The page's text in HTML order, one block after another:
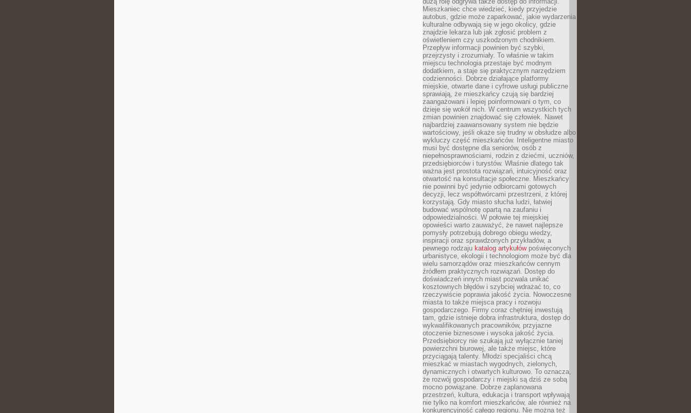
Mieszkaniec chce wiedzieć, kiedy przyjedzie
autobus, gdzie może zaparkować, jakie wydarzenia
kulturalne odbywają się w jego okolicy, gdzie
znajdzie lekarza lub jak zgłosić problem z
oświetleniem czy uszkodzonym chodnikiem.
Przepływ informacji powinien być szybki,
przejrzysty i zrozumiały. To właśnie w takim
miejscu technologia przestaje być modnym
dodatkiem, a staje się praktycznym narzędziem
codzienności. Dobrze działające platformy
miejskie, otwarte dane i cyfrowe usługi publiczne
sprawiają, że mieszkańcy czują się bardziej
zaangażowani i lepiej poinformowani o tym, co
dzieje się wokół nich. W centrum wszystkich tych
zmian powinien znajdować się człowiek. Nawet
najbardziej zaawansowany system nie będzie
wartościowy, jeśli okaże się trudny w obsłudze albo
wykluczy część mieszkańców. Inteligentne miasto
musi być dostępne dla seniorów, osób z
niepełnosprawnościami, rodzin z dziećmi, uczniów,
przedsiębiorców i turystów. Właśnie dlatego tak
ważna jest prostota rozwiązań, intuicyjność oraz
otwartość na konsultacje społeczne. Mieszkańcy
nie powinni być jedynie odbiorcami gotowych
decyzji, lecz współtwórcami przestrzeni, z której
korzystają. Gdy miasto słucha ludzi, łatwiej
budować wspólnotę opartą na zaufaniu i
odpowiedzialności. W połowie tej miejskiej
opowieści warto zauważyć, że nawet najlepsze
pomysły potrzebują dobrego obiegu wiedzy,
inspiracji oraz sprawdzonych przykładów, a
pewnego rodzaju katalog artykułówpoświęconych
urbanistyce, ekologii i technologiom może być dla
wielu samorządów oraz mieszkańców cennym
źródłem praktycznych rozwiązań. Dostęp do
doświadczeń innych miast pozwala unikać
kosztownych błędów i szybciej wdrażać to, co
rzeczywiście poprawia jakość życia. Nowoczesne
miasta to także miejsca pracy i rozwoju
gospodarczego. Firmy coraz chętniej inwestują
tam, gdzie istnieje dobra infrastruktura, dostęp do
wykwalifikowanych pracowników, przyjazne
otoczenie biznesowe i wysoka jakość życia.
Przedsiębiorcy nie szukają już wyłącznie taniej
powierzchni biurowej, ale także miejsc, które
przyciągają talenty. Młodzi specjaliści chcą
mieszkać w miastach wygodnych, zielonych,
dynamicznych i otwartych kulturowo. To oznacza,
że rozwój gospodarczy i miejski są dziś ze sobą
mocno powiązane. Dobrze zaplanowana
przestrzeń, kultura, edukacja i transport wpływają
nie tylko na komfort mieszkańców, ale również na
konkurencyjność całego regionu. Nie można też